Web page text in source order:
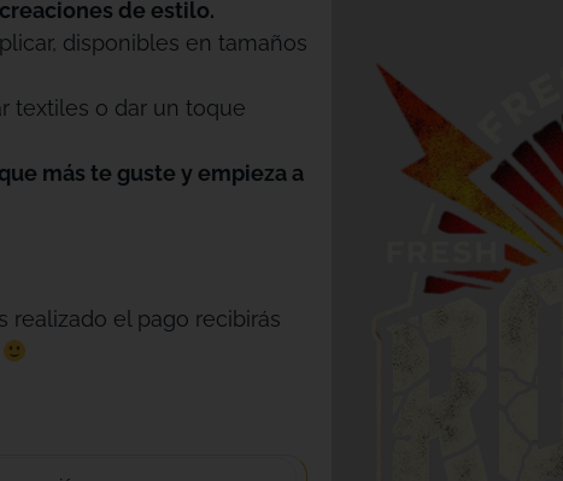
de estilo.
disponibles en tamaños
textiles o dar un toque
más te guste y empieza a
realizado el pago recibirás